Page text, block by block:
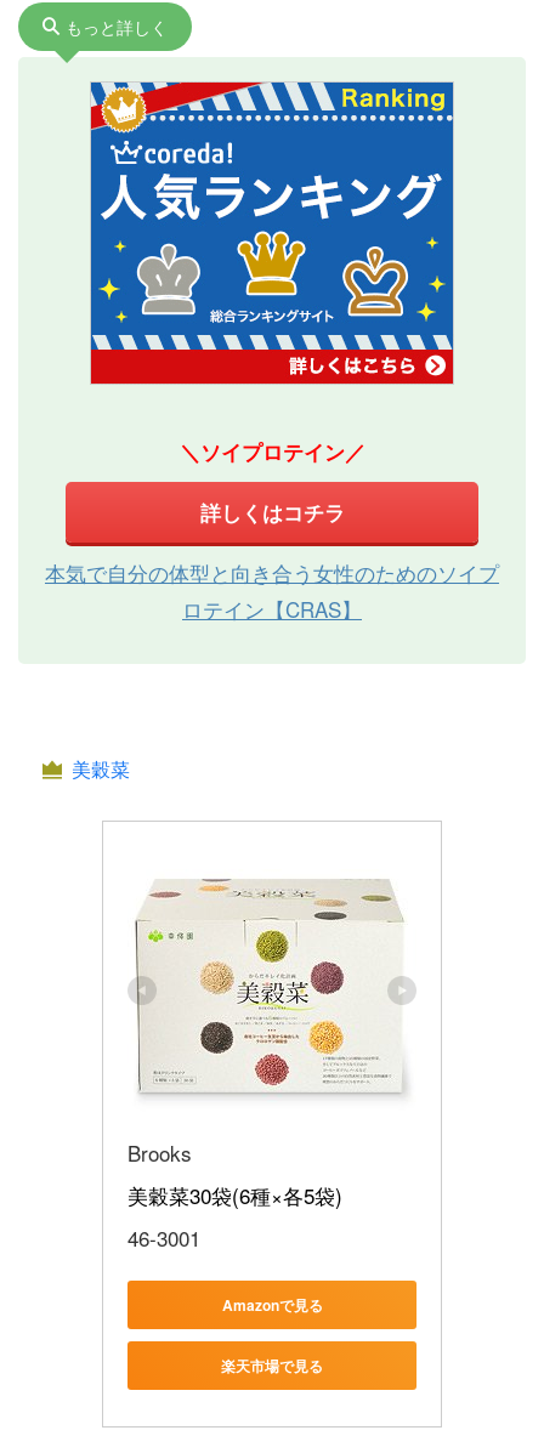
もっと詳しく
＼ソイプロテイン／
詳しくはコチラ
本気で自分の体型と向き合う女性のためのソイプ
ロテイン【CRAS】
美穀菜
Brooks
美穀菜30袋(6種×各5袋)
46-3001
Amazonで見る
楽天市場で見る